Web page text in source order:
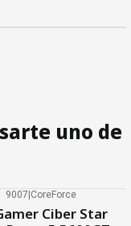
uno de
9007 CoreForce
Ciber Star